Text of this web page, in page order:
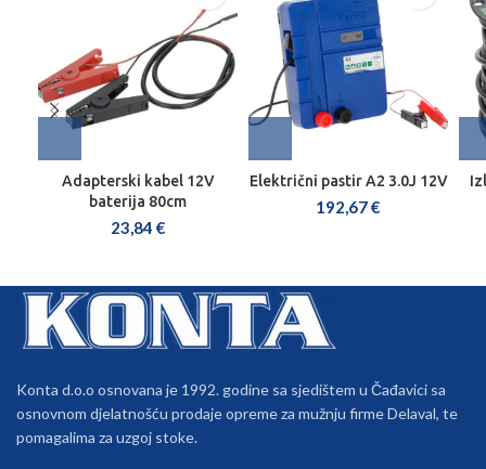
Adapterski kabel 12V
baterija 80cm
23,84 €
Električni pastir A2 3.0J 12V
192,67€
Konta d.o.o osnovana je 1992. godine sa sjedištem u Čađavici sa
osnovnom djelatnošću prodaje opreme za mužnju firme Delaval, te
pomagalima za uzgoj stoke.